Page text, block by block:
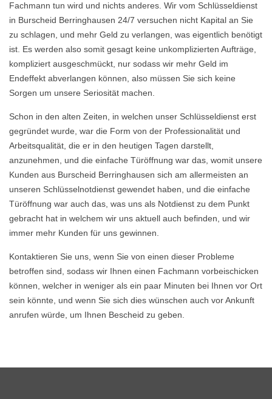
Fachmann tun wird und nichts anderes. Wir vom Schlüsseldienst
in Burscheid Berringhausen 24/7 versuchen nicht Kapital an Sie
zu schlagen, und mehr Geld zu verlangen, was eigentlich benötigt
ist. Es werden also somit gesagt keine unkomplizierten Aufträge,
kompliziert ausgeschmückt, nur sodass wir mehr Geld im
Endeffekt abverlangen können, also müssen Sie sich keine
Sorgen um unsere Seriosität machen.
Schon in den alten Zeiten, in welchen unser Schlüsseldienst erst
gegründet wurde, war die Form von der Professionalität und
Arbeitsqualität, die er in den heutigen Tagen darstellt,
anzunehmen, und die einfache Türöffnung war das, womit unsere
Kunden aus Burscheid Berringhausen sich am allermeisten an
unseren Schlüsselnotdienst gewendet haben, und die einfache
Türöffnung war auch das, was uns als Notdienst zu dem Punkt
gebracht hat in welchem wir uns aktuell auch befinden, und wir
immer mehr Kunden für uns gewinnen.
Kontaktieren Sie uns, wenn Sie von einen dieser Probleme
betroffen sind, sodass wir Ihnen einen Fachmann vorbeischicken
können, welcher in weniger als ein paar Minuten bei Ihnen vor Ort
sein könnte, und wenn Sie sich dies wünschen auch vor Ankunft
anrufen würde, um Ihnen Bescheid zu geben.